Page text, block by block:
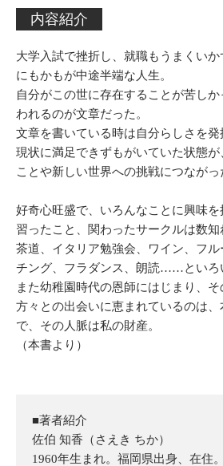
内容紹介
大学入試で挫折し、就職もうまくい
にもかもが中途半端な人生。
自分がこの世に存在することが苦し
われるのが文章だった。
文章を書いている時は自分らしさを発
現状に満足できずもがいていた状態
ことや新しい世界への挑戦につながっ
好奇心旺盛で、いろんなことに興味
習ったこと、関わったサークルは数知
茶道、イタリア勉強会、ワイン、フ
チング、フラダンス、朗読……といろ
また幼稚園時代の恩師にはじまり、
方々との出会いに恵まれているのは
で、その人脈は私の財産。
（本書より）
■著者紹介
佐伯 知香（さえき ちか）
1960年生まれ。福岡県出身、在住。